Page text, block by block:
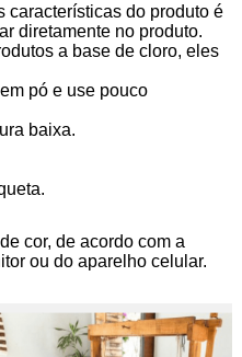
características do produto é
diretamente no produto.
a base de cloro, eles
pó e use pouco
baixa.
cor, de acordo com a
ou do aparelho celular.